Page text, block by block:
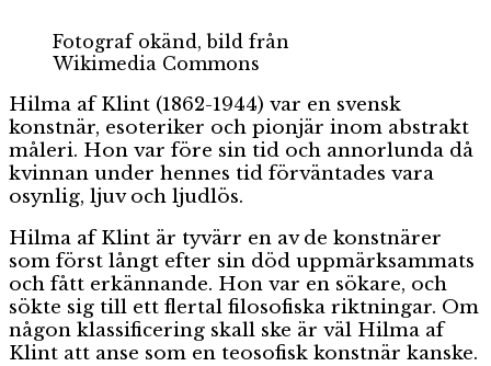
Fotograf okänd, bild från
Wikimedia Commons
Hilma af Klint (1862-1944) var en svensk
konstnär, esoteriker och pionjär inom abstrakt
måleri. Hon var före sin tid och annorlunda då
kvinnan under hennes tid förväntades vara
osynlig, ljuv och ljudlös.
Hilma af Klint är tyvärr en av de konstnärer
som först långt efter sin död uppmärksammats
och fått erkännande. Hon var en sökare, och
sökte sig till ett flertal filosofiska riktningar. Om
någon klassificering skall ske är väl Hilma af
Klint att anse som en teosofisk konstnär kanske.